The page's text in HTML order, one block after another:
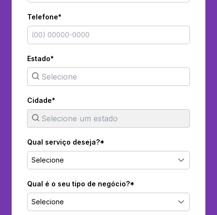
Telefone*
Estado*
Cidade*
Qual serviço deseja?*
Selecione
Qual é o seu tipo de negócio?*
Selecione